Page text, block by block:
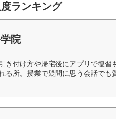
ランキング
院
き付け方や帰宅後にアプリで復習
る所。授業で疑問に思う会話でも